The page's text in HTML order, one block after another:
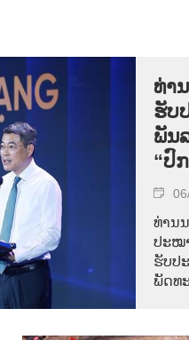
ທ່າ
ຮັບ
ພັນ
“ປົ
ທ່ານ
ປະໝ
ຮັບປ
ພັດທ